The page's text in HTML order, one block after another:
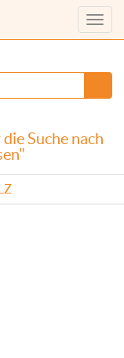
Menü
Suche nach